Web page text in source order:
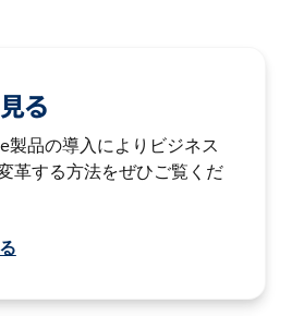
る
製品の導入によりビジネス
革する方法をぜひご覧くだ